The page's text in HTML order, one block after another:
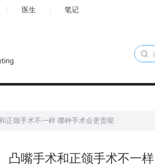
医生 笔记
正颌手术不一样 哪种手术会更贵呢
凸嘴手术和正颌手术不一